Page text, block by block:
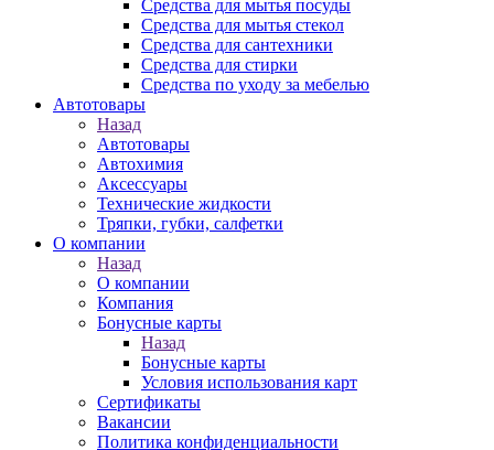
Средства для мытья посуды
Средства для мытья стекол
Средства для сантехники
Средства для стирки
Средства по уходу за мебелью
Автотовары
Назад
Автотовары
Автохимия
Аксессуары
Технические жидкости
Тряпки, губки, салфетки
О компании
Назад
О компании
Компания
Бонусные карты
Назад
Бонусные карты
Условия использования карт
Сертификаты
Вакансии
Политика конфиденциальности